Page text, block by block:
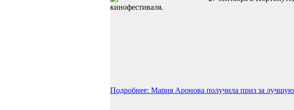
кинофестиваля.
Подробнее: Мария Аронова получила приз за